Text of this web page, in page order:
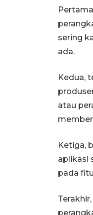
sering
ada.
Kedua,
atau
Ketiga,
aplikasi
pada